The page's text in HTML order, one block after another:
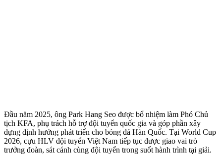
Đầu năm 2025, ông Park Hang Seo được bổ nhiệm làm Phó Chủ
tịch KFA, phụ trách hỗ trợ đội tuyển quốc gia và góp phần xây
dựng định hướng phát triển cho bóng đá Hàn Quốc. Tại World Cup
2026, cựu HLV đội tuyển Việt Nam tiếp tục được giao vai trò
trưởng đoàn, sát cánh cùng đội tuyển trong suốt hành trình tại giải.